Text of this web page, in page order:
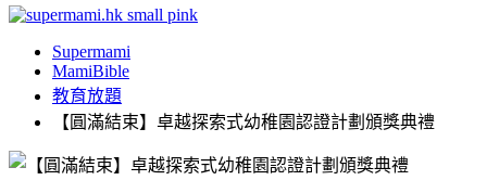
Supermami
MamiBible
教育放題
【圓滿結束】卓越探索式幼稚園認證計劃頒獎典禮